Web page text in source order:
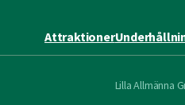
Attraktioner
Lilla Allmänna